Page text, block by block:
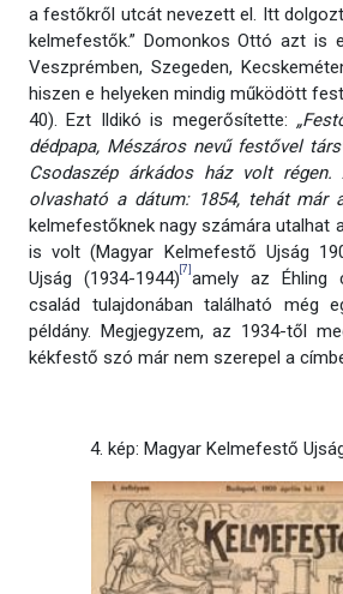
a festőkről utcát nevezett el. Itt
kelmefestők.” Domonkos Ottó azt is
Veszprémben, Szegeden,
hiszen e helyeken mindig működött
40). Ezt Ildikó is megerősítette:
dédpapa, Mészáros nevű festővel
Csodaszép árkádos ház volt
olvasható a dátum: 1854, tehát már
kelmefestőknek nagy számára utalhat
is volt (Magyar Kelmefestő Ujság
Ujság (1934-1944) [7] amely az Éhling
család tulajdonában található még
példány. Megjegyzem, az 1934-től
kékfestő szó már nem szerepel a
4. kép: Magyar Kelmefestő